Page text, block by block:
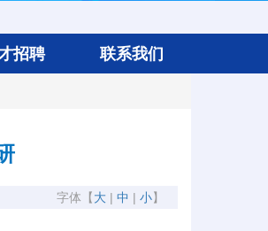
招聘 联系我们
字体【大 | 中 | 小】